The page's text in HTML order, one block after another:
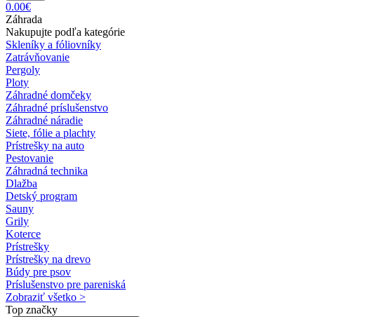
0.00€
Záhrada
Nakupujte podľa kategórie
Skleníky a fóliovníky
Zatrávňovanie
Pergoly
Ploty
Záhradné domčeky
Záhradné príslušenstvo
Záhradné náradie
Siete, fólie a plachty
Prístrešky na auto
Pestovanie
Záhradná technika
Dlažba
Detský program
Sauny
Grily
Koterce
Prístrešky
Prístrešky na drevo
Búdy pre psov
Príslušenstvo pre pareniská
Zobraziť všetko >
Top značky